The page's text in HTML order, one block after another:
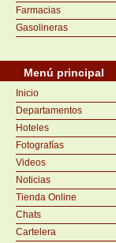
Farmacias
Gasolineras
Menú principal
Inicio
Departamentos
Hoteles
Fotografías
Videos
Noticias
Tienda Online
Chats
Cartelera